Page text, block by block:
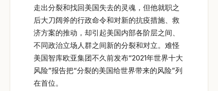
走出分裂和找回美国失去的灵魂，但他就职之
后大刀阔斧的行政命令和对新的抗疫措施、救
济方案的推动，却引起美国内部各阶层之间、
不同政治立场人群之间新的分裂和对立。难怪
美国智库欧亚集团不久前发布“2021年世界十大
风险”报告把“分裂的美国给世界带来的风险”列
在首位。